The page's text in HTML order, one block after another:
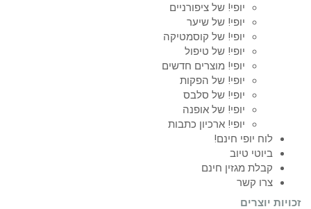
יופי! של ציפורניים
יופי! של שיער
יופי! של קוסמטיקה
יופי! של טיפול
יופי! מוצרים חדשים
יופי! של הפקות
יופי! של סלבס
יופי! של אופנה
יופי! ארכיון כתבות
לוח יופי חינם!
ביוטי טיוב
קבלת מגזין חינם
צרו קשר
זכויות יוצרים